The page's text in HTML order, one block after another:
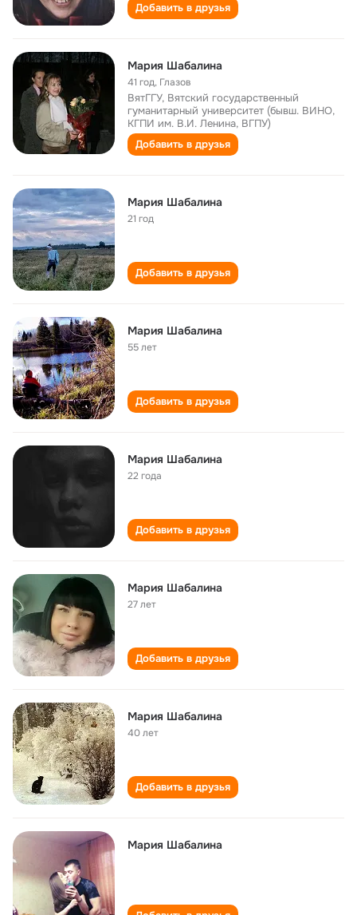
Добавить в друзья
Мария Шабалина
41 год, Глазов
ВятГГУ, Вятский государственный
гуманитарный университет (бывш. ВИНО,
КГПИ им. В.И. Ленина, ВГПУ)
Добавить в друзья
Мария Шабалина
21 год
Добавить в друзья
Мария Шабалина
55 лет
Добавить в друзья
Мария Шабалина
22 года
Добавить в друзья
Мария Шабалина
27 лет
Добавить в друзья
Мария Шабалина
40 лет
Добавить в друзья
Мария Шабалина